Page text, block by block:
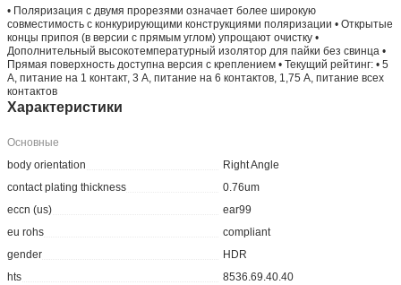
• Поляризация с двумя прорезями означает более широкую
совместимость с конкурирующими конструкциями поляризации • Открытые
концы припоя (в версии с прямым углом) упрощают очистку •
Дополнительный высокотемпературный изолятор для пайки без свинца •
Прямая поверхность доступна версия с креплением • Текущий рейтинг: • 5
А, питание на 1 контакт, 3 А, питание на 6 контактов, 1,75 А, питание всех
контактов
Характеристики
Основные
body orientation
Right Angle
contact plating thickness
0.76um
eccn (us)
ear99
eu rohs
compliant
gender
HDR
hts
8536.69.40.40